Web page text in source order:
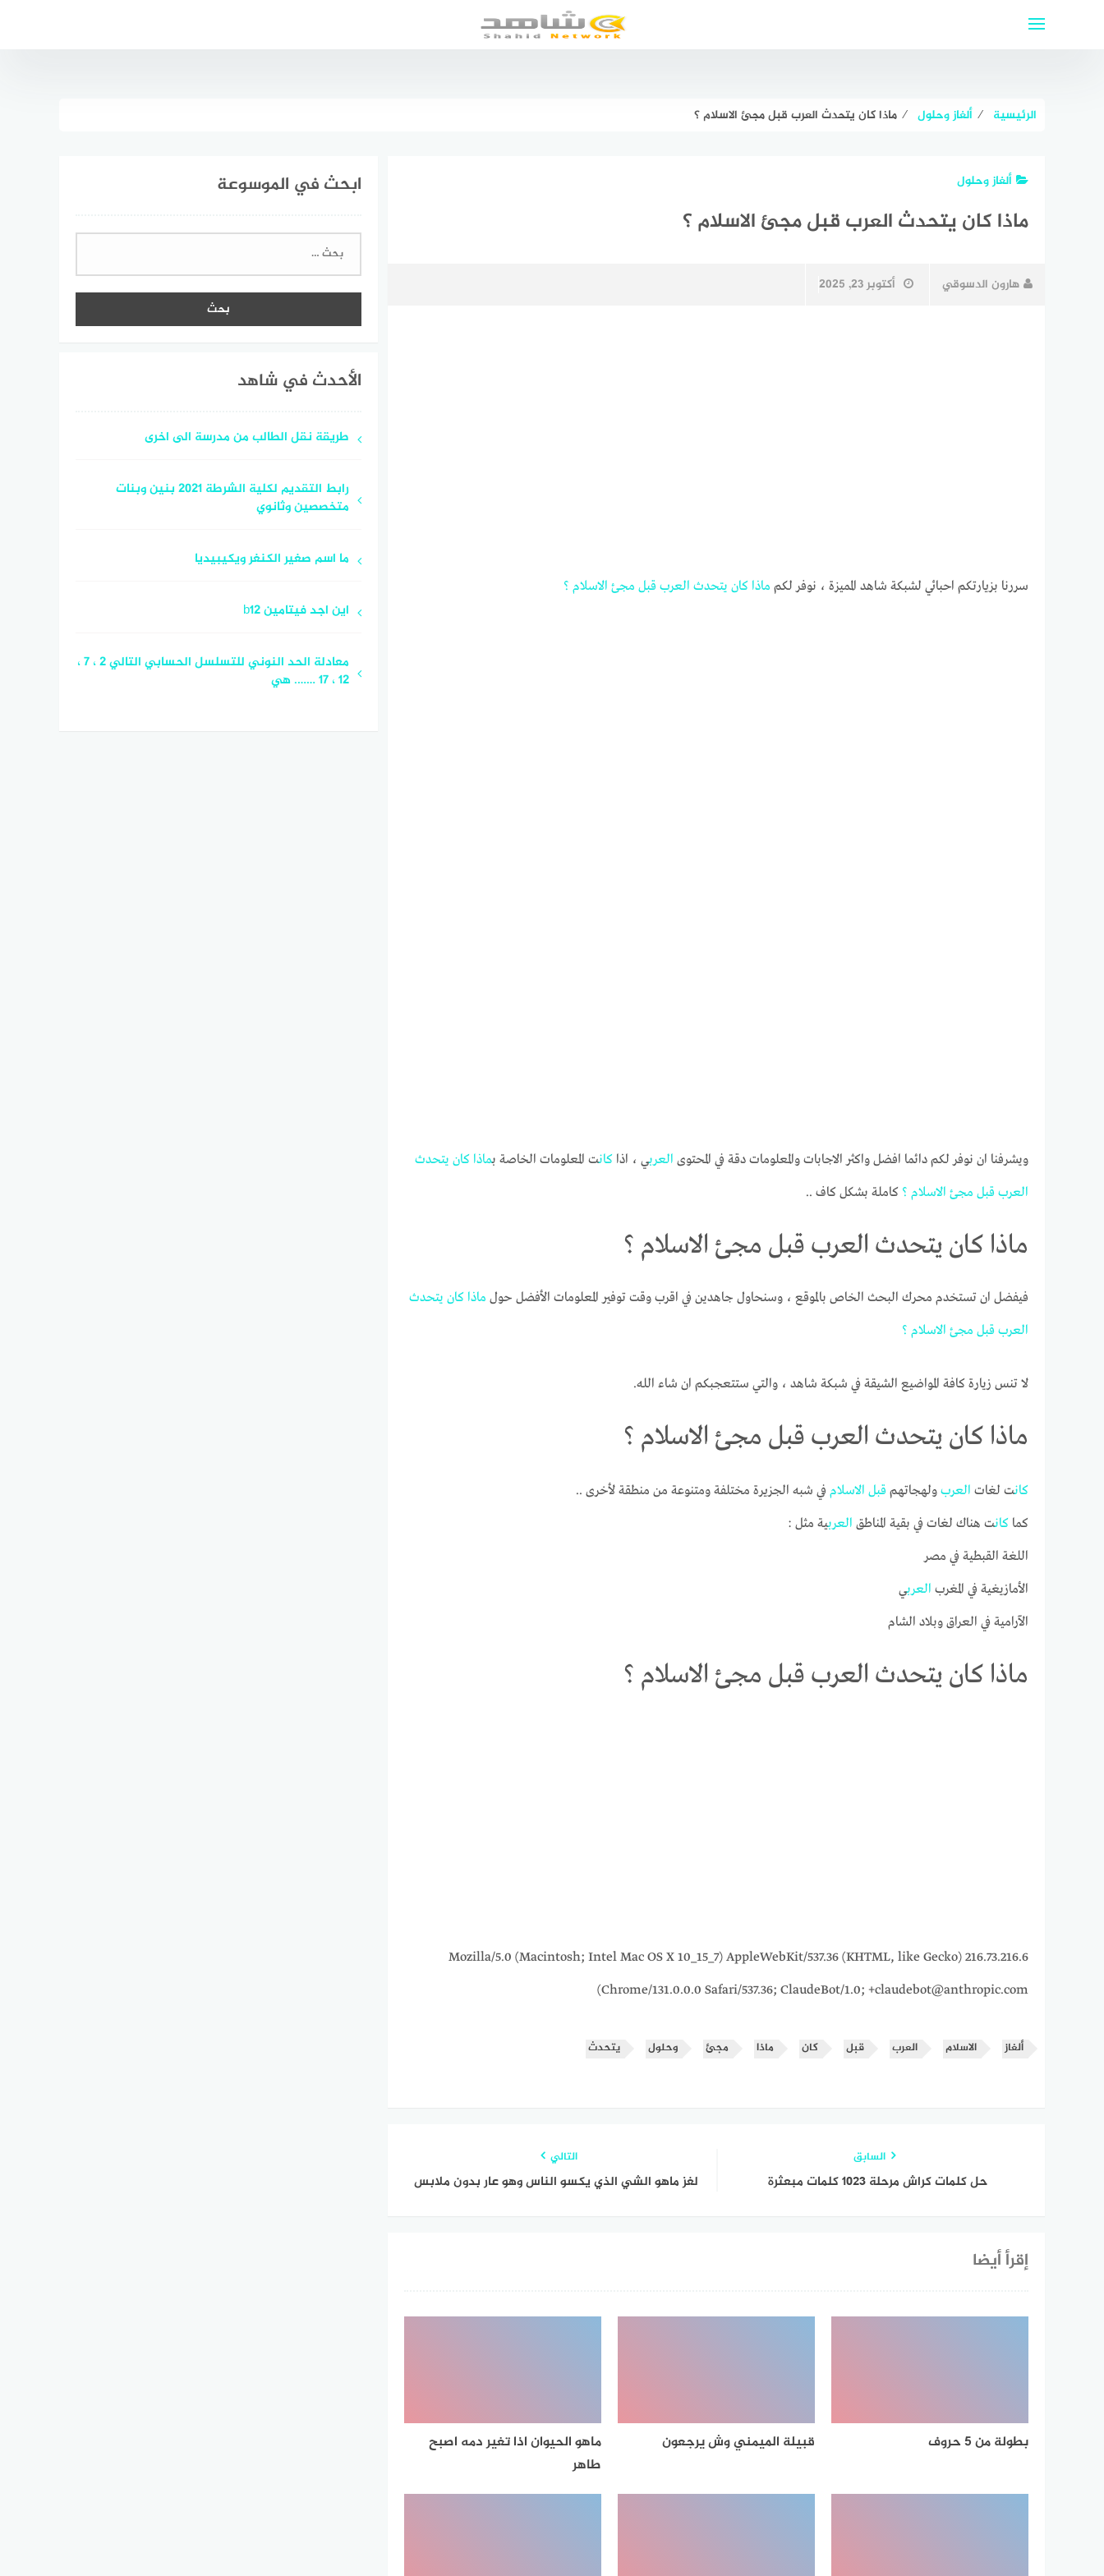
الرئيسية ⁄ ألغاز وحلول ⁄ ماذا كان يتحدث العرب قبل مجئ الاسلام ؟
ألغاز وحلول
ماذا كان يتحدث العرب قبل مجئ الاسلام ؟
هارون الدسوقي أكتوبر 23, 2025
سررنا بزيارتكم احبائي لشبكة شاهد المميزة ، نوفر لكم ماذا كان يتحدث العرب قبل مجئ الاسلام ؟
ويشرفنا ان نوفر لكم دائما افضل واكثر الاجابات والمعلومات دقة في المحتوى العربي ، اذا كانت المعلومات الخاصة بماذا كان يتحدث
العرب قبل مجئ الاسلام ؟ كاملة بشكل كاف ..
ماذا كان يتحدث العرب قبل مجئ الاسلام ؟
فيفضل ان تستخدم محرك البحث الخاص بالموقع ، وسنحاول جاهدين في اقرب وقت توفير المعلومات الأفضل حول ماذا كان يتحدث
العرب قبل مجئ الاسلام ؟
لا تنس زيارة كافة المواضيع الشيقة في شبكة شاهد ، والتي ستتعجبكم ان شاء الله.
ماذا كان يتحدث العرب قبل مجئ الاسلام ؟
كانت لغات العرب ولهجاتهم قبل الاسلام في شبه الجزيرة مختلفة ومتنوعة من منطقة لأخرى ..
كما كانت هناك لغات في بقية المناطق العربية مثل :
اللغة القبطية في مصر
الأمازيغية في المغرب العربي
الآرامية في العراق وبلاد الشام
ماذا كان يتحدث العرب قبل مجئ الاسلام ؟
216.73.216.6 Mozilla/5.0 (Macintosh; Intel Mac OS X 10_15_7) AppleWebKit/537.36 (KHTML, like Gecko)
Chrome/131.0.0.0 Safari/537.36; ClaudeBot/1.0; +claudebot@anthropic.com)
ألغاز الاسلام العرب قبل كان ماذا مجئ وحلول يتحدث
السابق
حل كلمات كراش مرحلة ١٠٢٣ كلمات مبعثرة
التالي
لغز ماهو الشي الذي يكسو الناس وهو عار بدون ملابس
إقرأ أيضا
بطولة من 5 حروف قبيلة الميمني وش يرجعون
ماهو الحيوان اذا تغير دمه اصبح
طاهر
ابحث في الموسوعة
البحث
الأحدث في شاهد
طريقة نقل الطالب من مدرسة الى اخرى
رابط التقديم لكلية الشرطة 2021 بنين وبنات
متخصصين وثانوي
ما اسم صغير الكنغر ويكيبيديا
اين اجد فيتامين b12
معادلة الحد النوني للتسلسل الحسابي التالي 2 ، 7 ،
12 ، 17 ……. هي